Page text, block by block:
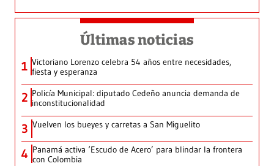
Últimas noticias
1 Victoriano Lorenzo celebra 54 años entre necesidades,
fiesta y esperanza
2 Policía Municipal: diputado Cedeño anuncia demanda de
inconstitucionalidad
3 Vuelven los bueyes y carretas a San Miguelito
4 Panamá activa ‘Escudo de Acero’ para blindar la frontera
con Colombia